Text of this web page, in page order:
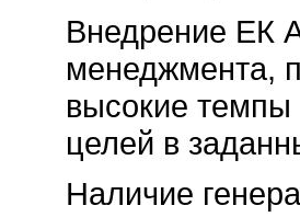
Внедрение ЕК
менеджмента,
высокие темпы
целей в
Наличие